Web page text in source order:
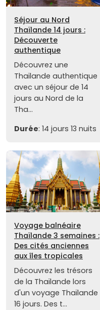
Séjour au Nord
Thaïlande 14 jours :
Découverte
authentique
Découvrez une
Thaïlande authentique
avec un séjour de 14
jours au Nord de la
Tha...
Durée: 14 jours 13 nuits
Voyage balnéaire
Thaïlande 3 semaines :
Des cités anciennes
aux îles tropicales
Découvrez les trésors
de la Thaïlande lors
d'un voyage Thaïlande
16 jours. Des t...